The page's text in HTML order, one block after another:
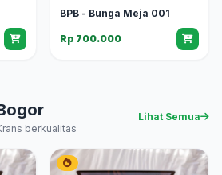
BPB - Bunga Meja 001
Rp 700.000
berkualitas
Lihat Semua